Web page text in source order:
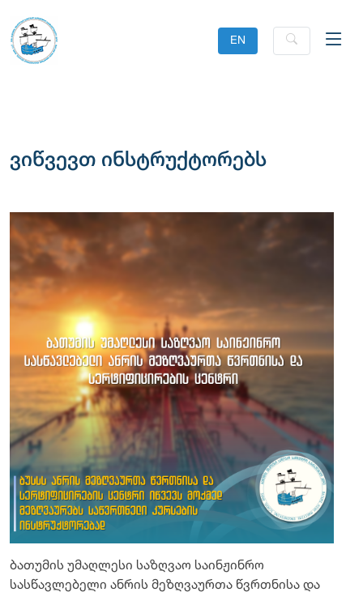
EN
ვიწვევთ ინსტრუქტორებს
ბათუმის უმაღლესი საზღვაო საინჟინრო
სასწავლებელი ანრის მეზღვაურთა წვრთნისა და